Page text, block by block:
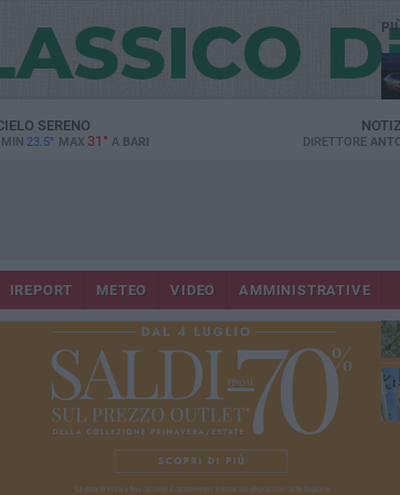
SERENO
23.5° MAX 31° A BARI DIRETTORE
IREPORT METEO VIDEO AMMINISTRATIVE